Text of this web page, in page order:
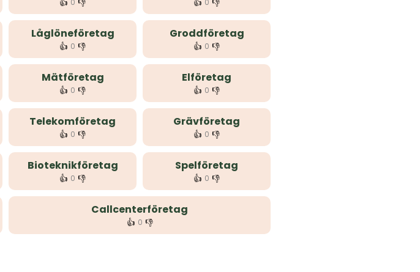
👍 0 👎 👍 0 👎
Låglöneföretag
👍 0 👎
Groddföretag
👍 0 👎
Mätföretag
👍 0 👎
Elföretag
👍 0 👎
Telekomföretag
👍 0 👎
Grävföretag
👍 0 👎
Bioteknikföretag
👍 0 👎
Spelföretag
👍 0 👎
Callcenterföretag
👍 0 👎